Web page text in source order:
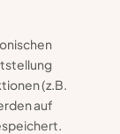
(z.B.
auf